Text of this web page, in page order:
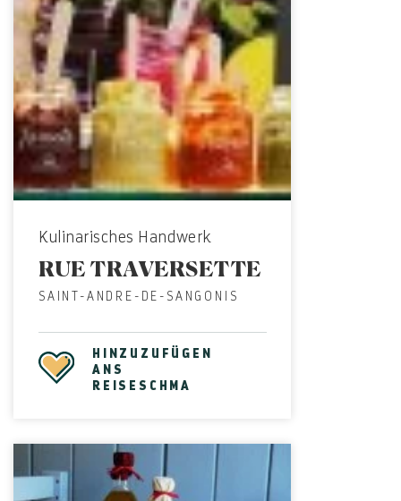
Kulinarisches Handwerk
RUE TRAVERSETTE
SAINT-ANDRE-DE-SANGONIS
HINZUZUFÜGEN
ANS
REISESCHMA